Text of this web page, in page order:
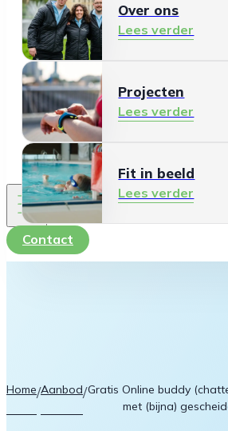
Over ons
Lees verder
Projecten
Lees verder
Fit in beeld
Lees verder
Contact
Home/Aanbod/Gratis Online buddy
met (bijna)